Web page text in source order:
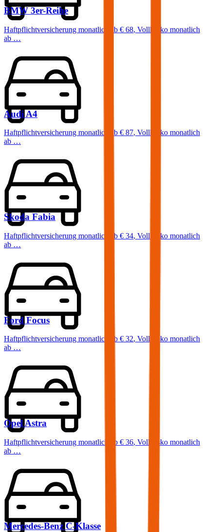
BMW 3er-Reihe
Haftpflichtversicherung monatlich ab € 68, Vollkasko monatlich
ab …
Audi A4
Haftpflichtversicherung monatlich ab € 87, Vollkasko monatlich
ab …
Skoda Fabia
Haftpflichtversicherung monatlich ab € 34, Vollkasko monatlich
ab …
Ford Focus
Haftpflichtversicherung monatlich ab € 32, Vollkasko monatlich
ab …
Opel Astra
Haftpflichtversicherung monatlich ab € 36, Vollkasko monatlich
ab …
Mercedes-Benz C-Klasse